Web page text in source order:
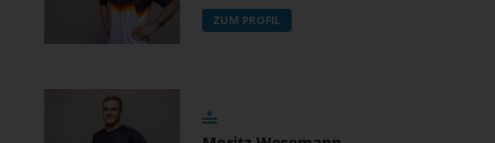
ZUM PROFIL